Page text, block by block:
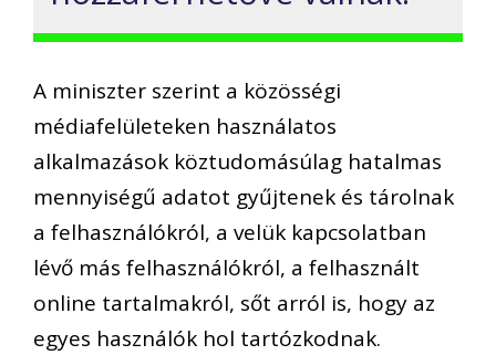
A miniszter szerint a közösségi
médiafelületeken használatos
alkalmazások köztudomásúlag hatalmas
mennyiségű adatot gyűjtenek és tárolnak
a felhasználókról, a velük kapcsolatban
lévő más felhasználókról, a felhasznált
online tartalmakról, sőt arról is, hogy az
egyes használók hol tartózkodnak.